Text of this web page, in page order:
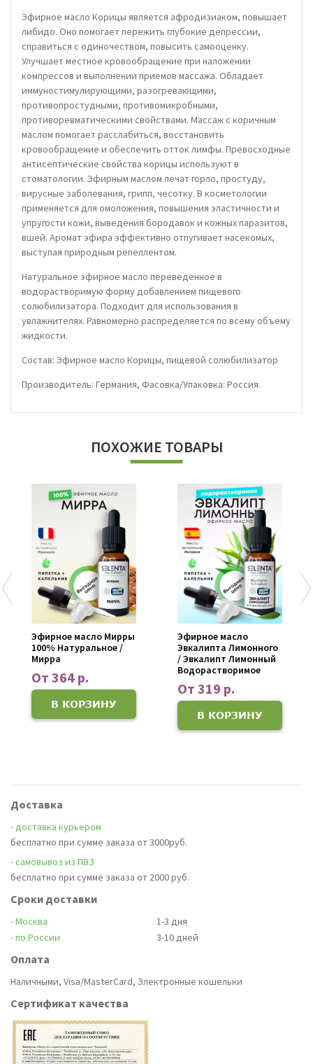
Эфирное масло Корицы является афродизиаком, повышает
либидо. Оно помогает пережить глубокие депрессии,
справиться с одиночеством, повысить самооценку.
Улучшает местное кровообращение при наложении
компрессов и выполнении приемов массажа. Обладает
иммуностимулирующими, разогревающими,
противопростудными, противомикробными,
противоревматическими свойствами. Массаж с коричным
маслом помогает расслабиться, восстановить
кровообращение и обеспечить отток лимфы. Превосходные
антисептические свойства корицы используют в
стоматологии. Эфирным маслом лечат горло, простуду,
вирусные заболевания, грипп, чесотку. В косметологии
применяется для омоложения, повышения эластичности и
упругости кожи, выведения бородавок и кожных паразитов,
вшей. Аромат эфира эффективно отпугивает насекомых,
выступая природным репеллентом.
Натуральное эфирное масло переведенное в
водорастворимую форму добавлением пищевого
солюбилизатора. Подходит для использования в
увлажнителях. Равномерно распределяется по всему объему
жидкости.
Состав: Эфирное масло Корицы, пищевой солюбилизатор
Производитель: Германия, Фасовка/Упаковка: Россия.
ПОХОЖИЕ ТОВАРЫ
Эфирное масло Мирры
100% Натуральное /
Мирра
От 364 р.
В КОРЗИНУ
Эфирное масло
Эвкалипта Лимонного
/ Эвкалипт Лимонный
Водорастворимое
От 319 р.
В КОРЗИНУ
Доставка
- доставка курьером
бесплатно при сумме заказа от 3000руб.
- самовывоз из ПВЗ
бесплатно при сумме заказа от 2000 руб.
Сроки доставки
- Москва
1-3 дня
- по России
3-10 дней
Оплата
Наличными, Visa/MasterCard, Электронные кошельки
Сертификат качества